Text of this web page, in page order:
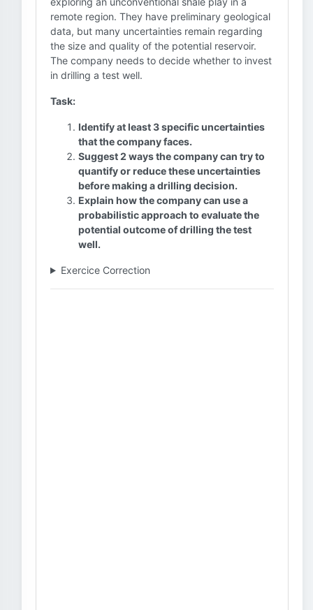
remote region. They have preliminary geological
data, but many uncertainties remain regarding
the size and quality of the potential reservoir.
The company needs to decide whether to invest
in drilling a test well.
Task:
Identify at least 3 specific uncertainties
that the company faces.
Suggest 2 ways the company can try to
quantify or reduce these uncertainties
before making a drilling decision.
Explain how the company can use a
probabilistic approach to evaluate the
potential outcome of drilling the test
well.
Exercice Correction